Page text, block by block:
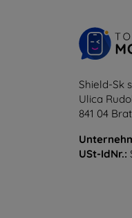
Shield-Sk
Ulica
841 04
USt-IdNr.: